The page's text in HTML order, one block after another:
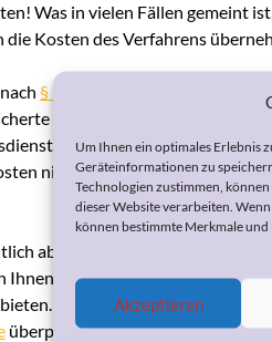
Um Ihnen ein optimales Erlebnis
Geräteinformationen zu
Technologien zustimmen,
dieser Website verarbeiten.
können bestimmte Merkmale
Akzeptieren
Was in vielen Fällen gemeint
Kosten des Verfahrens
§ 63 SGB X sind die so
eines Anwalts oder eines
zu erbringen)
nicht zugelassener Berater
abgesicherte Begleitung bei
Ihnen gewählte Dienstleister z. B.
Meine Registrierung können
überprüfen, indem Sie „care